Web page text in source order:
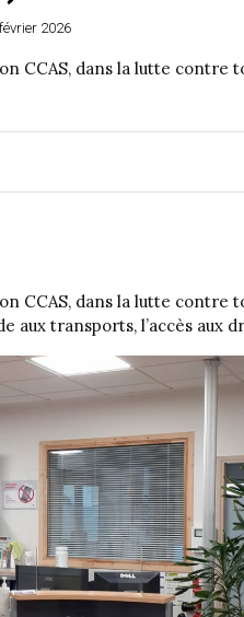
2026
CCAS, dans la lutte contre
CCAS, dans la lutte contre
aux transports, l’accès